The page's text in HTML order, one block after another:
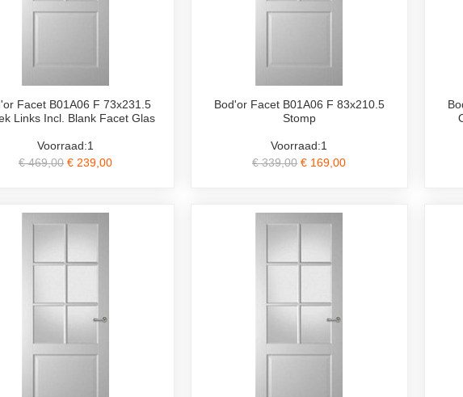
Facet B01A06 F 73x231.5
Links Incl. Blank Facet Glas
Voorraad:1
€ 469,00 € 239,00
Bod'or Facet B01A06 F 83x210.5
Stomp
Voorraad:1
€ 339,00 € 169,00